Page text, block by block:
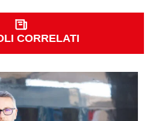
CORRELATI